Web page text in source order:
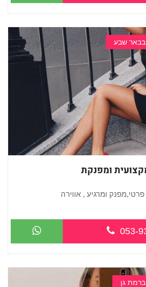
בבאר שבע
ומפנקת
ומרגיע , אווירה
053-
גן